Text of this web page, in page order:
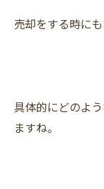
売却をする時にも
具体的にどのよ
ますね。